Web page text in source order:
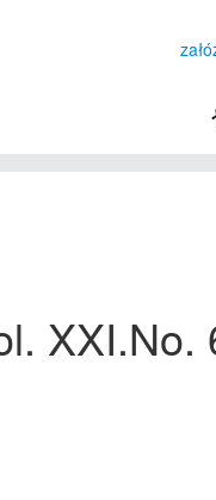
XXI.No.